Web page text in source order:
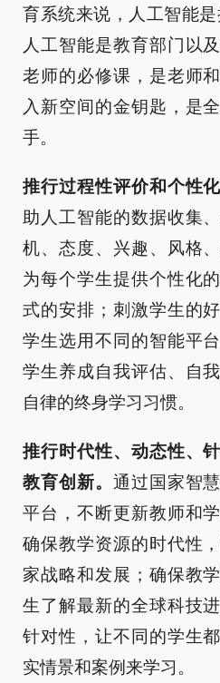
育系统来说，人工智能
人工智能是教育部门以
老师的必修课，是老师
入新空间的金钥匙，是
手。
推行过程性评价和个性
助人工智能的数据收集
机、态度、兴趣、风格
为每个学生提供个性化
式的安排；刺激学生的
学生选用不同的智能平
学生养成自我评估、自
自律的终身学习习惯。
推行时代性、动态性、
教育创新。 通过国家智
平台，不断更新教师和
确保教学资源的时代性
家战略和发展；确保教
生了解最新的全球科技
针对性，让不同的学生
实情景和案例来学习。